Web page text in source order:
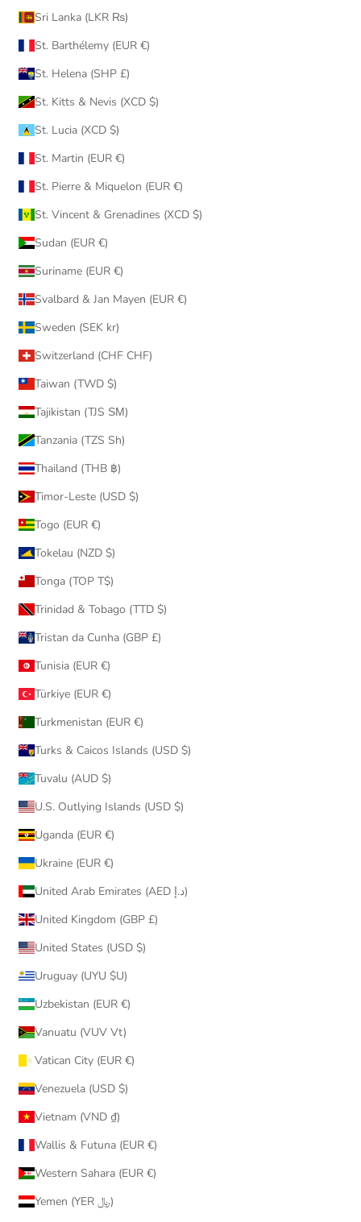
Sri Lanka (LKR ₨)
St. Barthélemy (EUR €)
St. Helena (SHP £)
St. Kitts & Nevis (XCD $)
St. Lucia (XCD $)
St. Martin (EUR €)
St. Pierre & Miquelon (EUR €)
St. Vincent & Grenadines (XCD $)
Sudan (EUR €)
Suriname (EUR €)
Svalbard & Jan Mayen (EUR €)
Sweden (SEK kr)
Switzerland (CHF CHF)
Taiwan (TWD $)
Tajikistan (TJS ЅМ)
Tanzania (TZS Sh)
Thailand (THB ฿)
Timor-Leste (USD $)
Togo (EUR €)
Tokelau (NZD $)
Tonga (TOP T$)
Trinidad & Tobago (TTD $)
Tristan da Cunha (GBP £)
Tunisia (EUR €)
Türkiye (EUR €)
Turkmenistan (EUR €)
Turks & Caicos Islands (USD $)
Tuvalu (AUD $)
U.S. Outlying Islands (USD $)
Uganda (EUR €)
Ukraine (EUR €)
United Arab Emirates (AED د.إ)
United Kingdom (GBP £)
United States (USD $)
Uruguay (UYU $U)
Uzbekistan (EUR €)
Vanuatu (VUV Vt)
Vatican City (EUR €)
Venezuela (USD $)
Vietnam (VND ₫)
Wallis & Futuna (EUR €)
Western Sahara (EUR €)
Yemen (YER ﷼)